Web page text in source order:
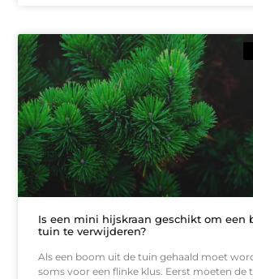
Is een mini hijskraan geschikt om een
tuin te verwijderen?
Als een boom uit de tuin gehaald moet
soms voor een flinke klus. Eerst moeten de